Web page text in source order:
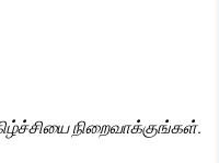
நிறைவாக்குங்கள்.